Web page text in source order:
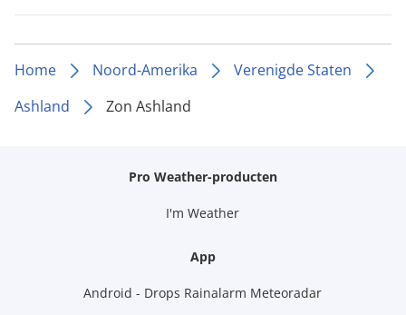
Home Noord-Amerika
Verenigde Staten
Ashland
Zon Ashland
Pro Weather-producten
I'm Weather
App
Android - Drops Rainalarm Meteoradar